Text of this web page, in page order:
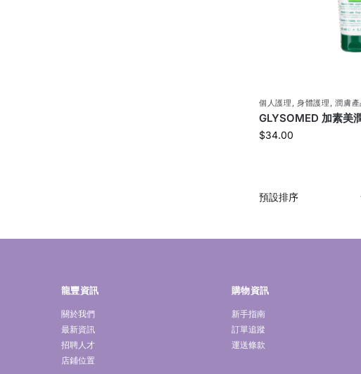
個人護理 ,身體護理 ,潤膚產
GLYSOMED 加素美
$34.00
龍豐資訊
關於我們
最新資訊
招聘人才
店鋪位置
購物資訊
新手指南
訂單追蹤
運送條款